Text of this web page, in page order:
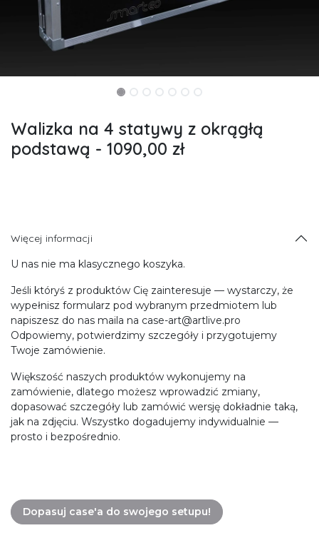
Walizka na 4 statywy z okrągłą
podstawą - 1090,00 zł
Więcej informacji
U nas nie ma klasycznego koszyka.
Jeśli któryś z produktów Cię zainteresuje — wystarczy, że
wypełnisz formularz pod wybranym przedmiotem lub
napiszesz do nas maila na case-art@artlive.pro
Odpowiemy, potwierdzimy szczegóły i przygotujemy
Twoje zamówienie.
Większość naszych produktów wykonujemy na
zamówienie, dlatego możesz wprowadzić zmiany,
dopasować szczegóły lub zamówić wersję dokładnie taką,
jak na zdjęciu. Wszystko dogadujemy indywidualnie —
prosto i bezpośrednio.
Dopasuj case'a do swojego setupu!